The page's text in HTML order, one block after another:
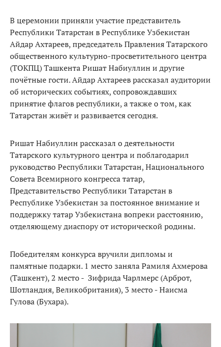
В церемонии приняли участие представитель
Республики Татарстан в Республике Узбекистан
Айдар Ахтареев, председатель Правления Татарского
общественного культурно-просветительного центра
(ТОКПЦ) Ташкента Ришат Набиуллин и другие
почётные гости. Айдар Ахтареев рассказал аудитории
об исторических событиях, сопровождавших
принятие флагов республики, а также о том, как
Татарстан живёт и развивается сегодня.
Ришат Набиуллин рассказал о деятельности
Татарского культурного центра и поблагодарил
руководство Республики Татарстан, Национального
Совета Всемирного конгресса татар,
Представительство Республики Татарстан в
Республике Узбекистан за постоянное внимание и
поддержку татар Узбекистана вопреки расстоянию,
отделяющему диаспору от исторической родины.
Победителям конкурса вручили дипломы и
памятные подарки. 1 место заняла Рамиля Ахмерова
(Ташкент), 2 место - Зифрида Чарлмерс (Арброт,
Шотландия, Великобритания), 3 место - Наисма
Гулова (Бухара).